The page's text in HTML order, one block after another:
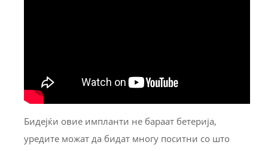
Бидејќи овие импланти не бараат бетерија,
уредите можат да бидат многу поситни со што